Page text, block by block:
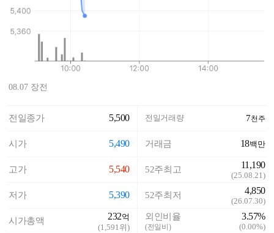
08.07 장전
전일종가 5,500
시가 5,490
고가 5,540
저가 5,390
시가총액 232억
(1,591위)
전일거래량 7천주
거래금 18백만
52주최고 11,190
(25.08.21)
52주최저 4,850
(26.07.30)
외인비율
(전일비)
3.57%
(0.00%)